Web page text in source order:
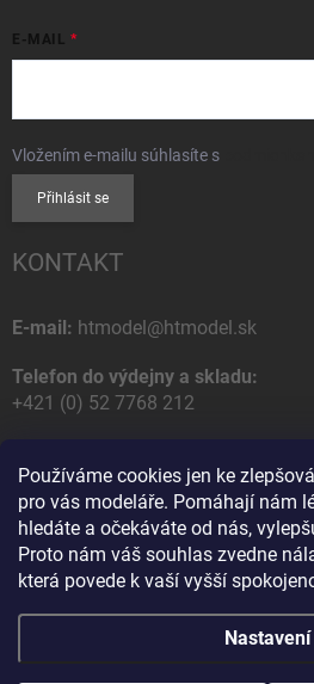
Používáme cookies jen ke
pro vás modeláře. Pomáhají nám
hledáte a očekáváte od nás,
Proto nám váš souhlas zvedne
která povede k vaší vyšší
Nastavení
E-MAIL
Vložením e-mailu súhlasíte s
Přihlásit se
KONTAKT
E-mail: htmodel@htmodel.sk
Telefon do výdejny a skladu:
+421 (0) 52 7768 212
HT model
Na letisko 49
058 01 Poprad
Slovenská Republika